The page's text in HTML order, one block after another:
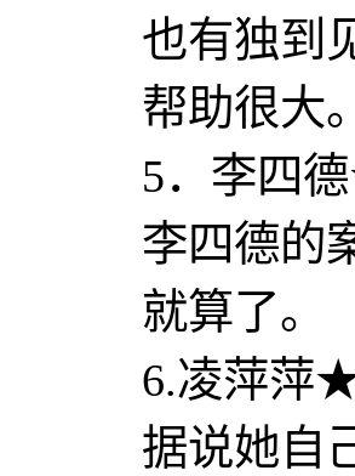
也有独到
帮助很大。
5．李四
李四德的
就算了。
6.凌萍
据说她自